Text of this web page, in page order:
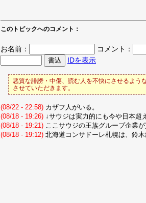
このトピックへのコメント：
お名前：
コメント：
IDを表示
悪質な誹謗・中傷、読む人を不快にさせるよう
させていただきます。
(08/22 - 22:58) カザフ人がいる。
(08/18 - 19:26) ↓サウジは実力的にも今や日本超
(08/18 - 19:21) ここサウジの王族グループ企業
(08/18 - 19:12) 北海道コンサドーレ札幌は、鈴